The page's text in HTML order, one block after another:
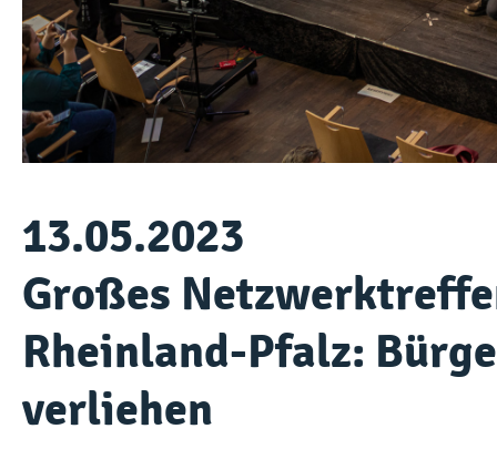
13.05.2023
Großes
Rheinland-Pfalz:
verliehen